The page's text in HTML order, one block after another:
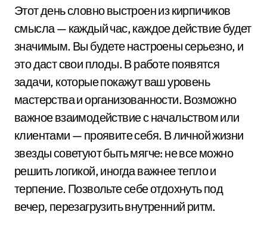
Этот день словно выстроен из кирпичиков
смысла — каждый час, каждое действие будет
значимым. Вы будете настроены серьезно, и
это даст свои плоды. В работе появятся
задачи, которые покажут ваш уровень
мастерства и организованности. Возможно
важное взаимодействие с начальством или
клиентами — проявите себя. В личной жизни
звезды советуют быть мягче: не все можно
решить логикой, иногда важнее тепло и
терпение. Позвольте себе отдохнуть под
вечер, перезагрузить внутренний ритм.